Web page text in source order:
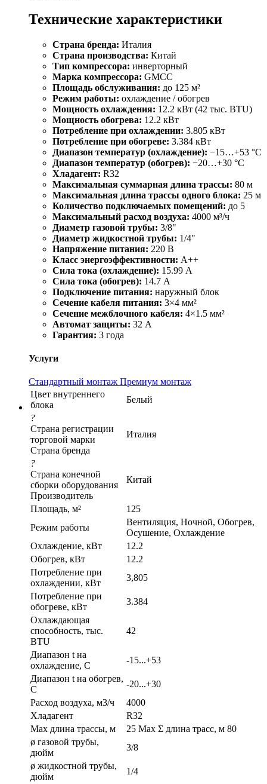
Технические характеристики
Страна бренда: Италия
Страна производства: Китай
Тип компрессора: инверторный
Марка компрессора: GMCC
Площадь обслуживания: до 125 м²
Режим работы: охлаждение / обогрев
Мощность охлаждения: 12.2 кВт (42 тыс. BTU)
Мощность обогрева: 12.2 кВт
Потребление при охлаждении: 3.805 кВт
Потребление при обогреве: 3.384 кВт
Диапазон температур (охлаждение): −15…+53 °C
Диапазон температур (обогрев): −20…+30 °C
Хладагент: R32
Максимальная суммарная длина трассы: 80 м
Максимальная длина трассы одного блока: 25 м
Количество подключаемых помещений: до 5
Максимальный расход воздуха: 4000 м³/ч
Диаметр газовой трубы: 3/8"
Диаметр жидкостной трубы: 1/4"
Напряжение питания: 220 В
Класс энергоэффективности: A++
Сила тока (охлаждение): 15.99 А
Сила тока (обогрев): 14.7 А
Подключение питания: наружный блок
Сечение кабеля питания: 3×4 мм²
Сечение межблочного кабеля: 4×1.5 мм²
Автомат защиты: 32 А
Гарантия: 3 года
Услуги
Стандартный монтаж Премиум монтаж
Цвет внутреннего
блока
Белый
?
Страна регистрации
торговой марки
Страна бренда
Италия
?
Страна конечной
сборки оборудования
Производитель
Китай
Площадь, м²
125
Режим работы
Вентиляция, Ночной, Обогрев,
Осушение, Охлаждение
Охлаждение, кВт
12.2
Обогрев, кВт
12.2
Потребление при
охлаждении, кВт
3,805
Потребление при
обогреве, кВт
3.384
Охлаждающая
способность, тыс.
BTU
42
Диапазон t на
охлаждение, С
-15...+53
Диапазон t на обогрев,
С
-20...+30
Расход воздуха, м3/ч
4000
Хладагент
R32
Max длина трассы, м
25 Max Σ длина трасс, м 80
ø газовой трубы,
дюйм
3/8
ø жидкостной трубы,
дюйм
1/4